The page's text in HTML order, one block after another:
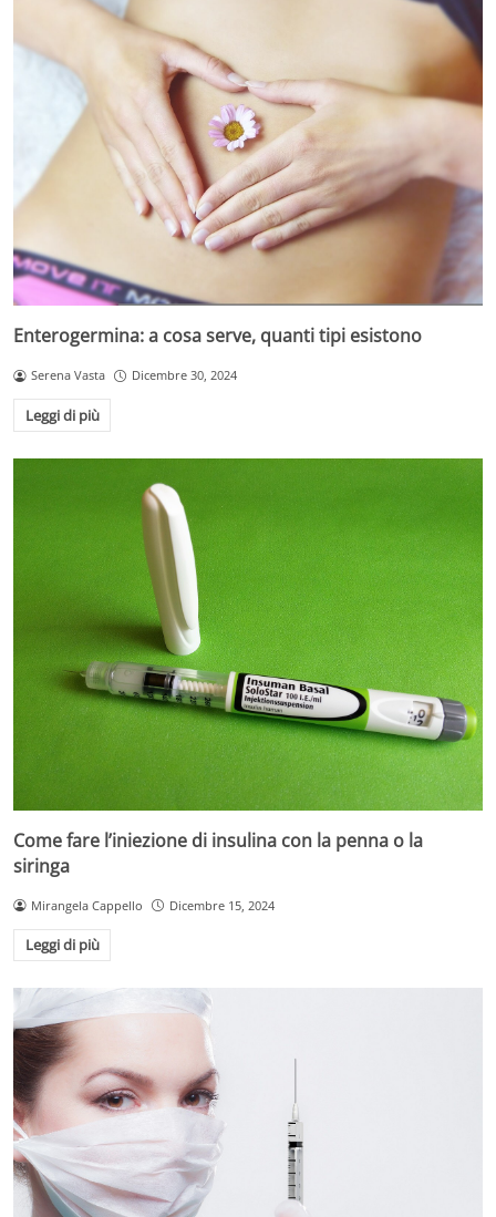
Enterogermina: a cosa serve, quanti tipi esistono
Serena Vasta Dicembre 30, 2024
Leggi di più
Come fare l’iniezione di insulina con la penna o la
siringa
Mirangela Cappello Dicembre 15, 2024
Leggi di più